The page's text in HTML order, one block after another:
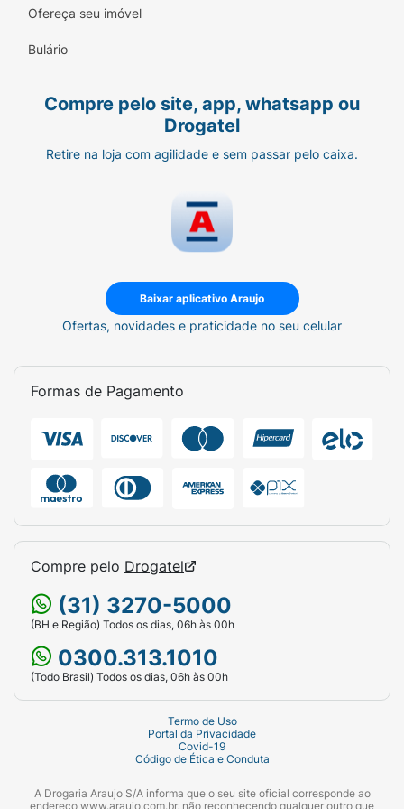
Principais Benefícios:
Alta Concentração (Parfum):
prolongada na pele em comparação às
colônias tradicionais.
Praticidade de Bolso:Frasco de 15ml,
dinâmico do dia a dia ou em viagens.
Fragrância Majestosa:Uma identidade
olfativa intensa e sofisticada, que remete à
Válvula Spray Eficiente:
Garante a
aplicação com a dosagem ideal, otimizando
Qualidade Premium:
selecionadas da perfumaria fina.
Para otimizar a performance, a projeção e a
fixação, borrife o perfume sobre a pele limpa
e preferencialmente hidratada. Concentre a
aplicação nos pontos de maior circulação
pulsos, base do pescoço, atrás das orelhas e
na parte interna dos cotovelos. Uma a duas
borrifadas são suficientes graças à sua
altíssima concentração de essência.
especialista: Evite esfregar os pulsos após a
aplicação; o atrito pode alterar a evolução
natural e o desempenho das notas olfativas da
Ficha Técnica:
Ofereça seu imóvel
Bulário
Compre pelo site, app, whatsapp ou
Drogatel
Retire na loja com agilidade e sem passar pelo caixa.
Baixar aplicativo Araujo
Ofertas, novidades e praticidade no seu celular
Formas de Pagamento
Compre pelo Drogatel
(31) 3270-5000
(BH e Região) Todos os dias, 06h às 00h
0300.313.1010
(Todo Brasil) Todos os dias, 06h às 00h
Termo de Uso
Portal da Privacidade
Covid-19
Código de Ética e Conduta
A Drogaria Araujo S/A informa que o seu site oficial corresponde ao
endereço www.araujo.com.br, não reconhecendo qualquer outro que